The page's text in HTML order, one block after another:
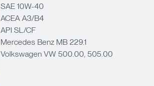
SAE 10W-40
ACEA A3/B4
API SL/CF
Mercedes Benz MB 229.1
Volkswagen VW 500.00, 505.00